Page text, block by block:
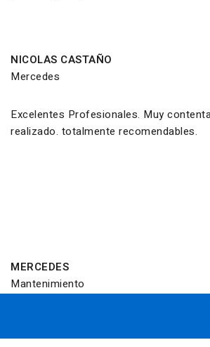
NICOLAS CASTAÑO
Mercedes
Excelentes Profesionales. Muy
realizado. totalmente recomendables.
MERCEDES
Mantenimiento